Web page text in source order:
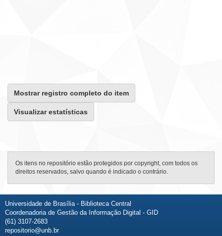
Mostrar registro completo do item
Visualizar estatísticas
Os itens no repositório estão protegidos por copyright, com todos os
direitos reservados, salvo quando é indicado o contrário.
Universidade de Brasília - Biblioteca Central
Coordenadoria de Gestão da Informação Digital - GID
(61) 3107-2683
repositorio@unb.br